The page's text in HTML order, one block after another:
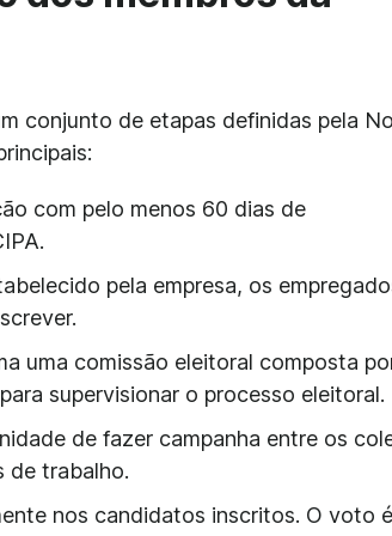
conjunto de etapas definidas pela
com pelo menos 60 dias de
pela empresa, os
uma comissão eleitoral composta
supervisionar o processo eleitoral.
de fazer campanha entre os
de trabalho.
nos candidatos inscritos. O voto é